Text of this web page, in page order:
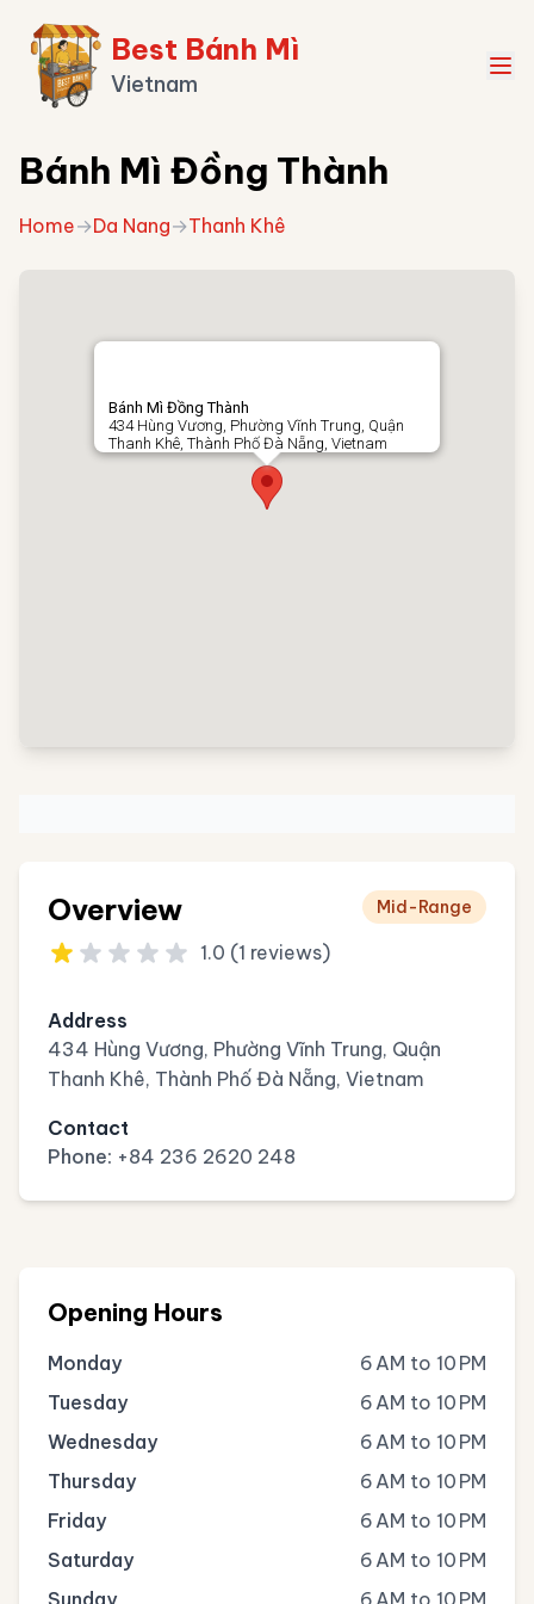
Best Bánh Mì
Vietnam
Bánh Mì Đồng Thành
Home→Da Nang→Thanh Khê
Bánh Mì Đồng Thành
434 Hùng Vương, Phường Vĩnh Trung, Quận
Thanh Khê, Thành Phố Đà Nẵng, Vietnam
Overview
1.0 (1 reviews)
Mid-Range
Address
434 Hùng Vương, Phường Vĩnh Trung, Quận
Thanh Khê, Thành Phố Đà Nẵng, Vietnam
Contact
Phone: +84 236 2620 248
Opening Hours
Monday
6 AM to 10 PM
Tuesday
6 AM to 10 PM
Wednesday
6 AM to 10 PM
Thursday
6 AM to 10 PM
Friday
6 AM to 10 PM
Saturday
6 AM to 10 PM
Sunday
6 AM to 10 PM